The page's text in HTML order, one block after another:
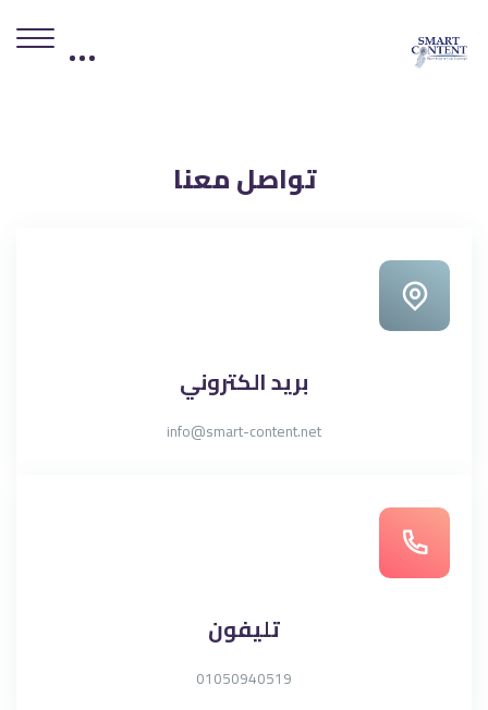
تواصل معنا
بريد الكتروني
info@smart-content.net
تليفون
01050940519